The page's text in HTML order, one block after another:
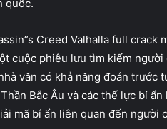
quốc.
cuộc phiêu lưu tìm kiếm người
văn có khả năng đoán trước
Bắc Âu và các thế lực bí
mã bí ẩn liên quan đến người